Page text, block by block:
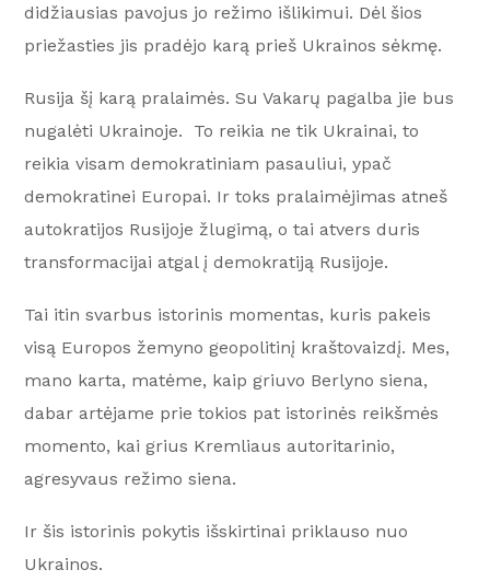
didžiausias pavojus jo režimo išlikimui. Dėl šios
priežasties jis pradėjo karą prieš Ukrainos sėkmę.
Rusija šį karą pralaimės. Su Vakarų pagalba jie bus
nugalėti Ukrainoje. To reikia ne tik Ukrainai, to
reikia visam demokratiniam pasauliui, ypač
demokratinei Europai. Ir toks pralaimėjimas atneš
autokratijos Rusijoje žlugimą, o tai atvers duris
transformacijai atgal į demokratiją Rusijoje.
Tai itin svarbus istorinis momentas, kuris pakeis
visą Europos žemyno geopolitinį kraštovaizdį. Mes,
mano karta, matėme, kaip griuvo Berlyno siena,
dabar artėjame prie tokios pat istorinės reikšmės
momento, kai grius Kremliaus autoritarinio,
agresyvaus režimo siena.
Ir šis istorinis pokytis išskirtinai priklauso nuo
Ukrainos.